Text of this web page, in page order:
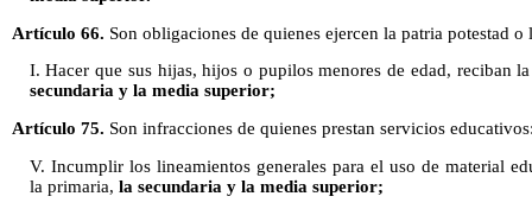
Artículo 66. Son obligaciones de quienes ejercen la patria potestad o
I. Hacer que sus hijas, hijos o pupilos menores de edad, reciban
secundaria y la media superior;
Artículo 75. Son infracciones de quienes prestan servicios
V. Incumplir los lineamientos generales para el uso de material
la primaria, la secundaria y la media superior;